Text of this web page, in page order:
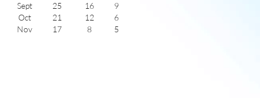
Sept
25 16
9
Oct
21 12
6
Nov
17 8
5